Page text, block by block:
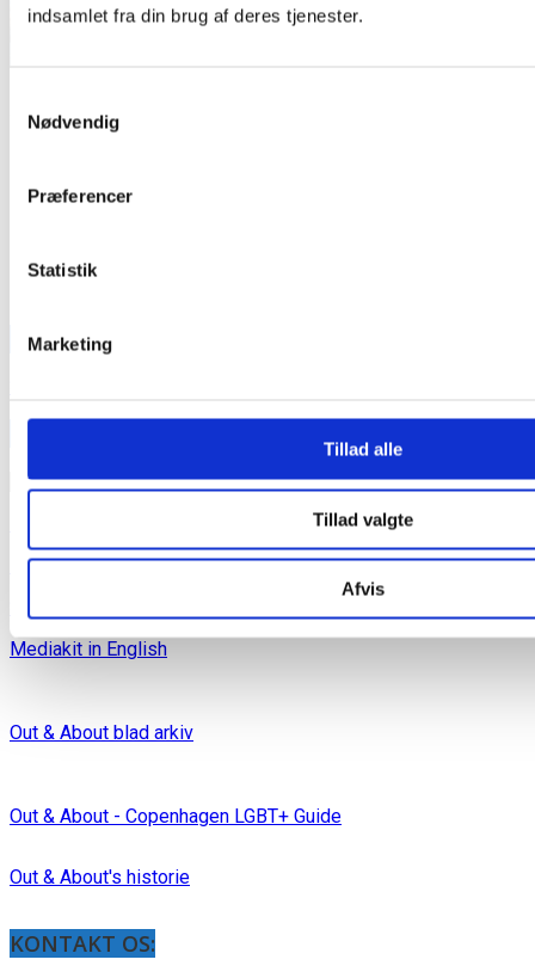
indsamlet fra din brug af deres tjenester.
Nødvendig
Præferencer
Statistik
Marketing
Tillad alle
Tillad valgte
Afvis
TEAM OUT & ABOUT:
INDLÆG
Medieinfo magasin
Mediakit in English
Out & About blad arkiv
Out & About - Copenhagen LGBT+ Guide
Out & About's historie
KONTAKT OS: